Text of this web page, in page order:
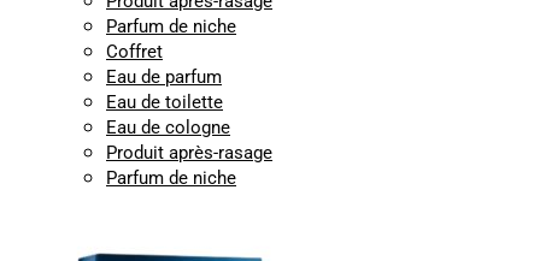
Parfum de niche
Coffret
Eau de parfum
Eau de toilette
Eau de cologne
Produit après-rasage
Parfum de niche